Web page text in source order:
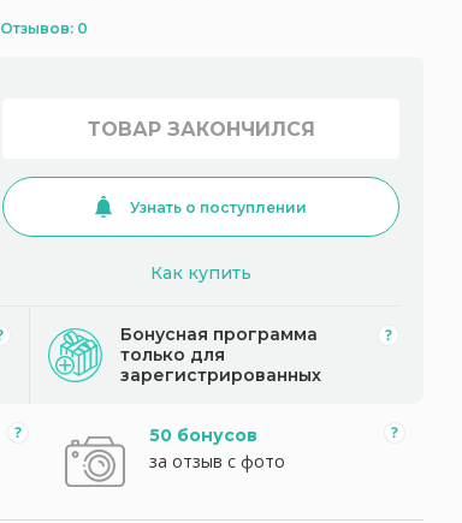
Отзывов: 0
ТОВАР ЗАКОНЧИЛСЯ
Узнать о поступлении
Как купить
Бонусная программа
только для
зарегистрированных
50 бонусов
за отзыв с фото